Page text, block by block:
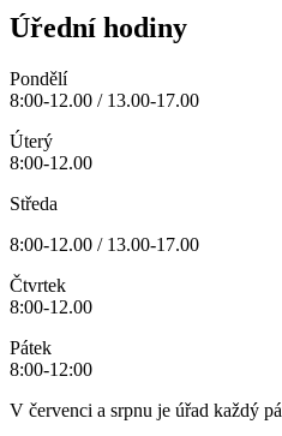
Úřední hodiny
Pondělí
8:00-12.00 / 13.00-17.00
Úterý
8:00-12.00
Středa
8:00-12.00 / 13.00-17.00
Čtvrtek
8:00-12.00
Pátek
8:00-12:00
V červenci a srpnu je úřad každý